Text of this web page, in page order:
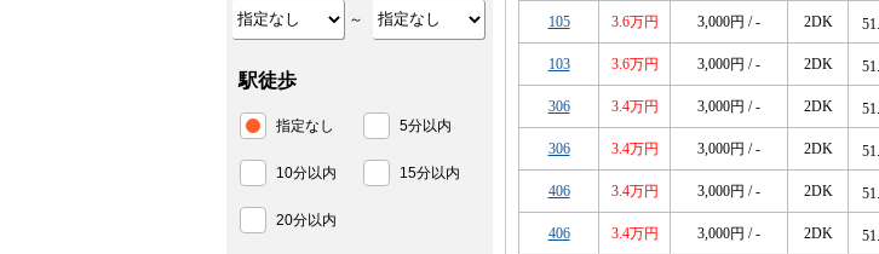
105 3.6万円 3,000円 / - 2DK
103 3.6万円 3,000円 / - 2DK
306 3.4万円 3,000円 / - 2DK
306 3.4万円 3,000円 / - 2DK
406 3.4万円 3,000円 / - 2DK
406 3.4万円 3,000円 / - 2DK
～
駅徒歩
指定なし 5分以内
10分以内 15分以内
20分以内